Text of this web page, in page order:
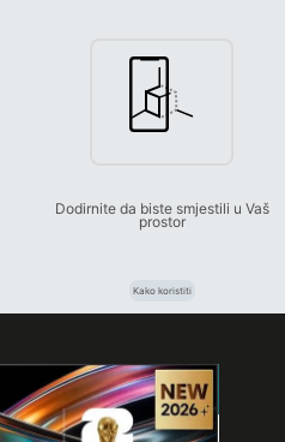
Dodirnite da biste smjestili u Vaš
prostor
Kako koristiti